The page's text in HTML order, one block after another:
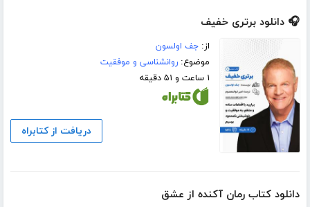
🎧 دانلود برتری خفیف
از:جف اولسون
موضوع:روانشناسی و موفقیت
۱ ساعت و ۵۱ دقیقه
دریافت از کتابراه
دانلود کتاب رمان آکنده از عشق